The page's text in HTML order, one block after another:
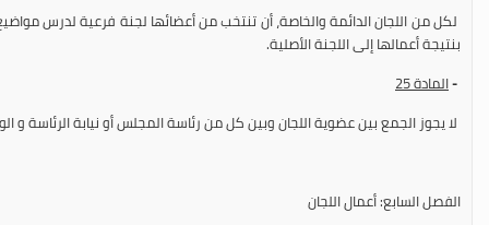
لكل من اللجان الدائمة والخاصة، أن تنتخب من أعضائها لجنة فرعية لدرس
بنتيجة أعمالها إلى اللجنة الأصلية.
-المادة
لا يجوز الجمع بين عضوية اللجان وبين كل من رئاسة المجلس أو نيابة الرئاسة و
الفصل السابع: أعمال اللجان